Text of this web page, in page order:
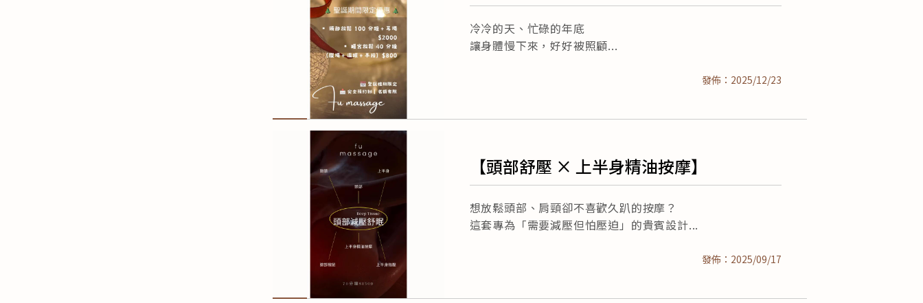
發佈：2025/12/23
冷冷的天、忙碌的年底
讓身體慢下來，好好被照顧
【頭部舒壓 × 上半身精油按摩】
發佈：2025/09/17
️想放鬆頭部、肩頸卻不喜歡久趴的按摩？
這套專為「需要減壓但怕壓迫」的貴賓設計